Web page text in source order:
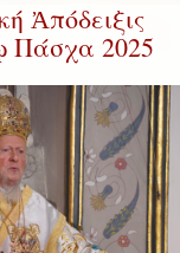
Ἀπόδειξις
Πάσχα 2025